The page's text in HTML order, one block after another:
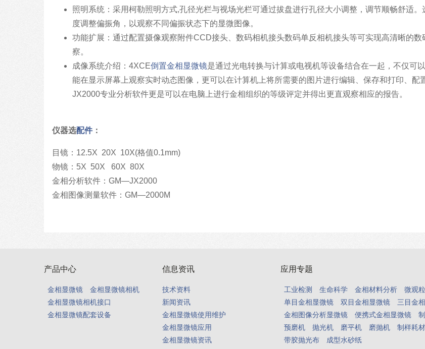
照明系统：采用柯勒照明方式,孔径光栏与视场光栏可通过拔盘进行孔径大小调整，调节顺畅舒适
度调整偏振角，以观察不同偏振状态下的显微图像。
功能扩展：通过配置摄像观察附件CCD接头、数码相机接头数码单反相机接头等可实现高清晰的数
察。
成像系统介绍：4XCE倒置金相显微镜是通过光电转换与计算或电视机等设备结合在一起，不仅可
能在显示屏幕上观察实时动态图像，更可以在计算机上将所需要的图片进行编辑、保存和打印、配
JX2000专业分析软件更是可以在电脑上进行金相组织的等级评定并得出更直观察相应的报告。
仪器选配件：
目镜：12.5X 20X 10X(格值0.1mm)
物镜：5X 50X 60X 80X
金相分析软件：GM—JX2000
金相图像测量软件：GM—2000M
产品中心
金相显微镜
金相显微镜相机
金相显微镜相机接口
金相显微镜配套设备
信息资讯
技术资料
新闻资讯
金相显微镜使用维护
金相显微镜应用
金相显微镜资讯
应用专题
工业检测 生命科学 金相材料分析 微观
单目金相显微镜
双目金相显微镜
三目金
金相图像分析显微镜
便携式金相显微镜
预磨机
抛光机 磨平机 磨抛机 制样耗材
带胶抛光布
成型水砂纸